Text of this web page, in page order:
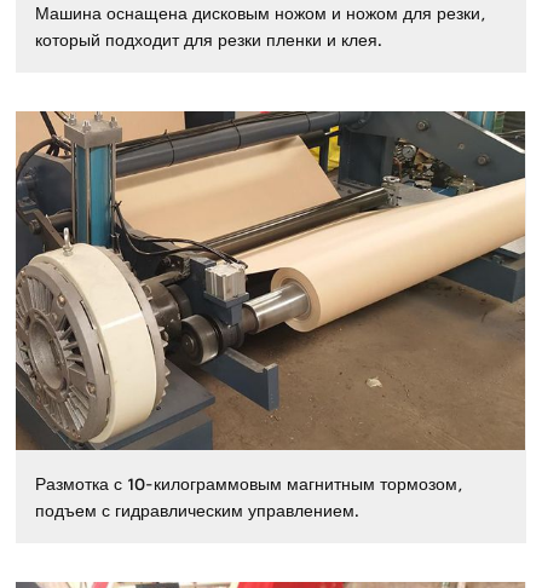
Машина оснащена дисковым ножом и ножом для резки,
который подходит для резки пленки и клея.
Размотка с 10-килограммовым магнитным тормозом,
подъем с гидравлическим управлением.